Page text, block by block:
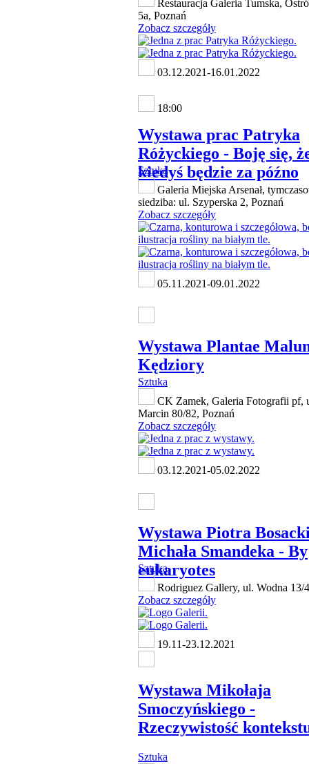
Restauracja Galeria Tumska,
5a, Poznań
Zobacz szczegóły
03.12.2021-16.01.2022
18:00
Wystawa prac Patryka
Różyckiego - Boję się,
kiedyś będzie za późno
Sztuka
Galeria Miejska Arsenał,
siedziba: ul. Szyperska 2, Poznań
Zobacz szczegóły
05.11.2021-09.01.2022
Wystawa Plantae
Kędziory
Sztuka
CK Zamek, Galeria Fotografii pf,
Marcin 80/82, Poznań
Zobacz szczegóły
03.12.2021-05.02.2022
Wystawa Piotra
Michała Smandeka - By
eukaryotes
Sztuka
Rodriguez Gallery, ul. Wodna 13/
Zobacz szczegóły
19.11-23.12.2021
Wystawa Mikołaja
Smoczyńskiego -
Rzeczywistość
Sztuka